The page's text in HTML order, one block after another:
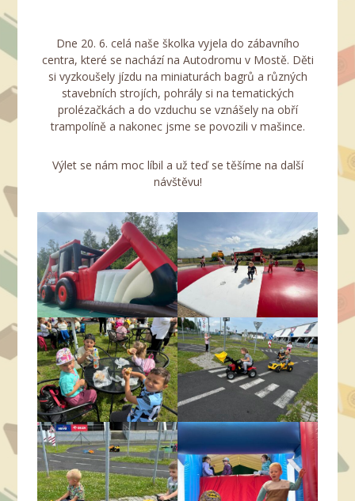
Dne 20. 6. celá naše školka vyjela do zábavního
centra, které se nachází na Autodromu v Mostě. Děti
si vyzkoušely jízdu na miniaturách bagrů a různých
stavebních strojích, pohrály si na tematických
prolézačkách a do vzduchu se vznášely na obří
trampolíně a nakonec jsme se povozili v mašince.
Výlet se nám moc líbil a už teď se těšíme na další
návštěvu!